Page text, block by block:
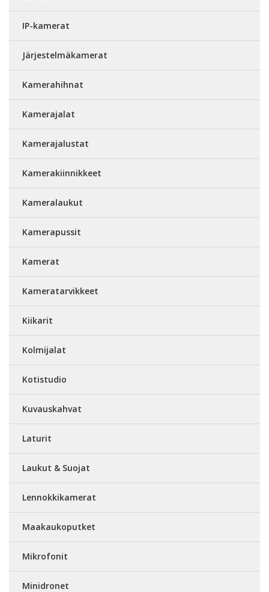
IP-kamerat
Järjestelmäkamerat
Kamerahihnat
Kamerajalat
Kamerajalustat
Kamerakiinnikkeet
Kameralaukut
Kamerapussit
Kamerat
Kameratarvikkeet
Kiikarit
Kolmijalat
Kotistudio
Kuvauskahvat
Laturit
Laukut & Suojat
Lennokkikamerat
Maakaukoputket
Mikrofonit
Minidronet